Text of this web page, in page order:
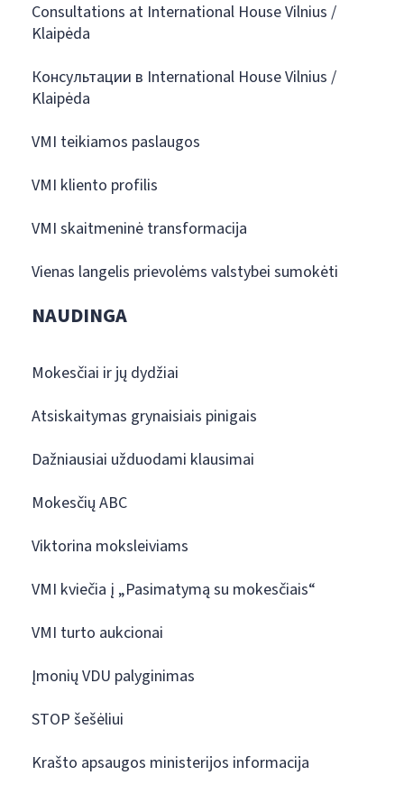
Consultations at International House Vilnius /
Klaipėda
Консультации в International House Vilnius /
Klaipėda
VMI teikiamos paslaugos
VMI kliento profilis
VMI skaitmeninė transformacija
Vienas langelis prievolėms valstybei sumokėti
NAUDINGA
Mokesčiai ir jų dydžiai
Atsiskaitymas grynaisiais pinigais
Dažniausiai užduodami klausimai
Mokesčių ABC
Viktorina moksleiviams
VMI kviečia į „Pasimatymą su mokesčiais“
VMI turto aukcionai
Įmonių VDU palyginimas
STOP šešėliui
Krašto apsaugos ministerijos informacija